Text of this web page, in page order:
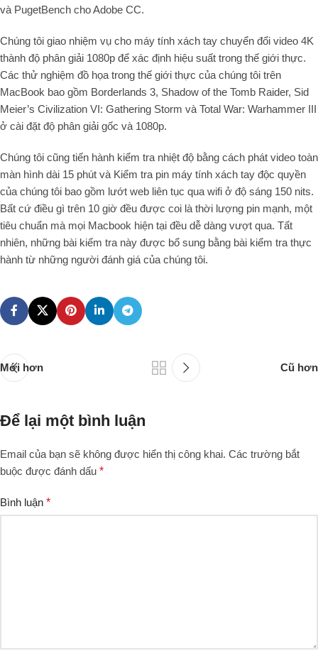
và PugetBench cho Adobe CC.
Chúng tôi giao nhiệm vụ cho máy tính xách tay chuyển đổi video 4K
thành độ phân giải 1080p để xác định hiệu suất trong thế giới thực.
Các thử nghiệm đồ họa trong thế giới thực của chúng tôi trên
MacBook bao gồm Borderlands 3, Shadow of the Tomb Raider, Sid
Meier’s Civilization VI: Gathering Storm và Total War: Warhammer III
ở cài đặt độ phân giải gốc và 1080p.
Chúng tôi cũng tiến hành kiểm tra nhiệt độ bằng cách phát video toàn
màn hình dài 15 phút và Kiểm tra pin máy tính xách tay độc quyền
của chúng tôi bao gồm lướt web liên tục qua wifi ở độ sáng 150 nits.
Bất cứ điều gì trên 10 giờ đều được coi là thời lượng pin mạnh, một
tiêu chuẩn mà mọi Macbook hiện tại đều dễ dàng vượt qua. Tất
nhiên, những bài kiểm tra này được bổ sung bằng bài kiểm tra thực
hành từ những người đánh giá của chúng tôi.
Mới hơn Cũ hơn
Để lại một bình luận
Email của bạn sẽ không được hiển thị công khai. Các trường bắt
buộc được đánh dấu *
Bình luận *